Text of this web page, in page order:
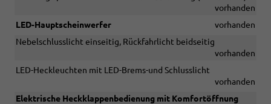
vorhanden
LED-Hauptscheinwerfer
vorhanden
Nebelschlusslicht einseitig, Rückfahrlicht beidseitig
vorhanden
LED-Heckleuchten mit LED-Brems-und Schlusslicht
vorhanden
Elektrische Heckklappenbedienung mit Komfortöffnung